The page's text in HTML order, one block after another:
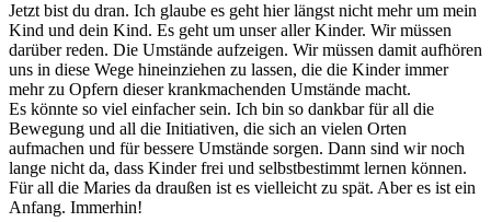
Jetzt bist du dran. Ich glaube es geht hier längst nicht mehr um mein
Kind und dein Kind. Es geht um unser aller Kinder. Wir müssen
darüber reden. Die Umstände aufzeigen. Wir müssen damit aufhören
uns in diese Wege hineinziehen zu lassen, die die Kinder immer
mehr zu Opfern dieser krankmachenden Umstände macht.
Es könnte so viel einfacher sein. Ich bin so dankbar für all die
Bewegung und all die Initiativen, die sich an vielen Orten
aufmachen und für bessere Umstände sorgen. Dann sind wir noch
lange nicht da, dass Kinder frei und selbstbestimmt lernen können.
Für all die Maries da draußen ist es vielleicht zu spät. Aber es ist ein
Anfang. Immerhin!